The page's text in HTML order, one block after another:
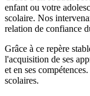
enfant ou votre
scolaire. Nos
relation de confiance
Grâce à ce repère
l'acquisition de ses
et en ses
scolaires.